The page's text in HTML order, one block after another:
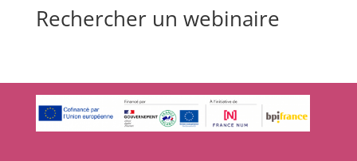
Rechercher un webinaire